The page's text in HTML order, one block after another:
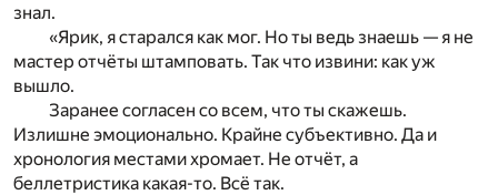
знал.
«Ярик, я старался как мог. Но ты ведь знаешь — я не
мастер отчёты штамповать. Так что извини: как уж
вышло.
Заранее согласен со всем, что ты скажешь.
Излишне эмоционально. Крайне субъективно. Да и
хронология местами хромает. Не отчёт, а
беллетристика какая-то. Всё так.